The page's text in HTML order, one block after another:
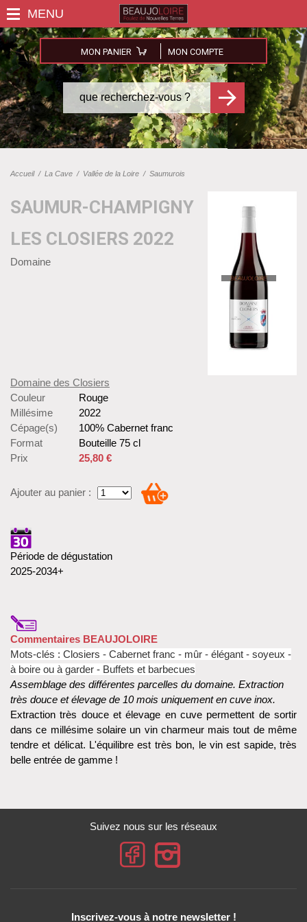
MON PANIER MON COMPTE
Accueil/ La Cave / Vallée de la Loire / Saumurois
SAUMUR-CHAMPIGNY
LES CLOSIERS 2022
Domaine
Domaine des Closiers
Couleur
Rouge
Millésime
2022
Cépage(s)
100% Cabernet franc
Format
Bouteille 75 cl
Prix
25,80 €
Ajouter au panier :
Période de dégustation
2025-2034+
Commentaires BEAUJOLOIRE
Mots-clés : Closiers - Cabernet franc - mûr - élégant - soyeux -
à boire ou à garder - Buffets et barbecues
Assemblage des différentes parcelles du domaine. Extraction
très douce et élevage de 10 mois uniquement en cuve inox.
Extraction très douce et élevage en cuve permettent de sortir
dans ce millésime solaire un vin charmeur mais tout de même
tendre et délicat. L'équilibre est très bon, le vin est sapide, très
belle entrée de gamme !
Suivez nous sur les réseaux
Inscrivez-vous à notre newsletter !